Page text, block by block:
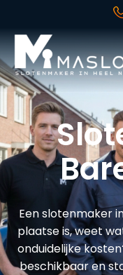
Een slotenmaker
plaatse is, weet
onduidelijke
beschikbaar en